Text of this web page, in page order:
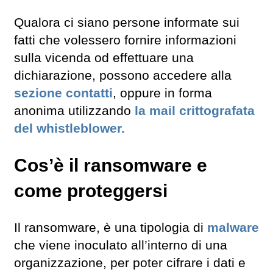
Qualora ci siano persone informate sui
fatti che volessero fornire informazioni
sulla vicenda od effettuare una
dichiarazione, possono accedere alla
sezione contatti, oppure in forma
anonima utilizzando la mail crittografata
del whistleblower.
Cos’è il ransomware e
come proteggersi
Il ransomware, è una tipologia di malware
che viene inoculato all’interno di una
organizzazione, per poter cifrare i dati e